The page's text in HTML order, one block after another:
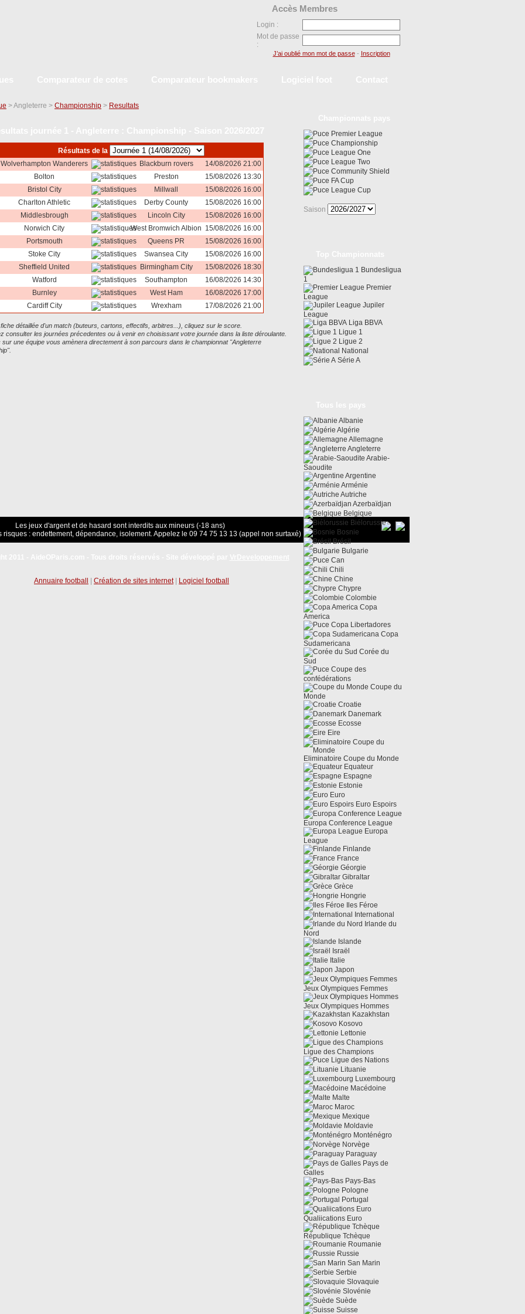
> Angleterre > Championship > Resultats
Résultats de la
Wolverhampton Wanderers
Blackburn rovers
14/08/2026 21:00
Bolton
Preston
15/08/2026 13:30
Bristol City
Millwall
15/08/2026 16:00
Charlton Athletic
Derby County
15/08/2026 16:00
Middlesbrough
Lincoln City
15/08/2026 16:00
Norwich City
West Bromwich Albion 15/08/2026 16:00
Portsmouth
Queens PR
15/08/2026 16:00
Stoke City
Swansea City
15/08/2026 16:00
Sheffield United
Birmingham City
15/08/2026 18:30
Watford
Southampton
16/08/2026 14:30
Burnley
West Ham
16/08/2026 17:00
Cardiff City
Wrexham 17/08/2026 21:00
détaillée d'un match (buteurs, cartons, effectifs, arbitres...), cliquez sur le score.
consulter les journées précedentes ou à venir en choisissant votre journée dans la liste déroulante.
sur une équipe vous amènera directement à son parcours dans le championnat "Angleterre
Premier League
Championship
League One
League Two
Community Shield
FA Cup
League Cup
Saison
Bundesligua
1
Premier
League
Jupiler
League
Liga BBVA
Ligue 1
Ligue 2
National
Série A
Albanie
Algérie
Allemagne
Angleterre
Arabie-
Saoudite
Argentine
Arménie
Autriche
Azerbaïdjan
Belgique
Biélorussie
Bosnie
Brésil
Bulgarie
Can
Chili
Chine
Chypre
Colombie
Copa
America
Copa Libertadores
Copa
Sudamericana
Corée du
Sud
Coupe des
confédérations
Coupe du
Monde
Croatie
Danemark
Ecosse
Eire
Eliminatoire Coupe du Monde
Equateur
Espagne
Estonie
Euro
Euro Espoirs
Europa Conference League
Europa
League
Finlande
France
Géorgie
Gibraltar
Grèce
Hongrie
Iles Féroe
International
Irlande du
Nord
Islande
Israël
Italie
Japon
Jeux Olympiques Femmes
Jeux Olympiques Hommes
Kazakhstan
Kosovo
Lettonie
Ligue des Champions
Ligue des Nations
Lituanie
Luxembourg
Macédoine
Malte
Maroc
Mexique
Moldavie
Monténégro
Norvège
Paraguay
Pays de
Galles
Pays-Bas
Pologne
Portugal
Qualiications Euro
République Tchèque
Roumanie
Russie
San Marin
Serbie
Slovaquie
Slovénie
Suède
Suisse
Les jeux d'argent et de hasard sont interdits aux mineurs (-18 ans)
risques : endettement, dépendance, isolement. Appelez le 09 74 75 13 13 (appel non surtaxé)
Annuaire football Création de sites internet| Logiciel football
Accès Membres
Login :
Mot de passe
:
J’ai oublié mon mot de passe- Inscription